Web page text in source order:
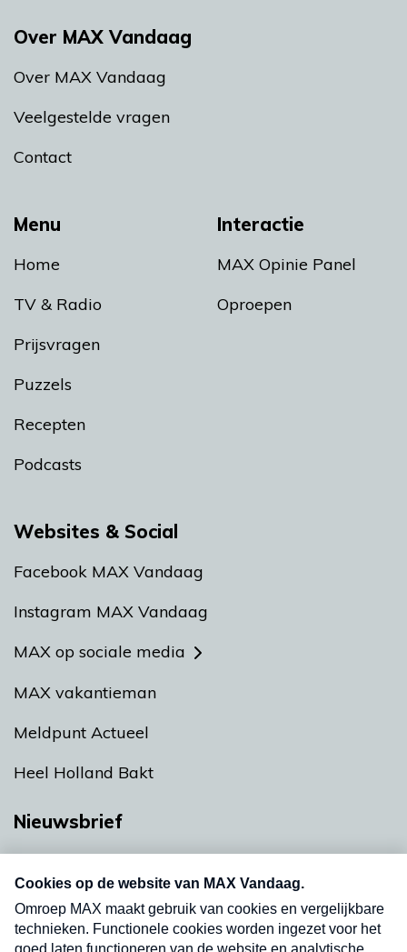
Menu
Home
TV & Radio
Prijsvragen
Puzzels
Recepten
Podcasts
Interactie
MAX Opinie Panel
Oproepen
Over MAX Vandaag
Over MAX Vandaag
Veelgestelde vragen
Contact
Websites & Social
Facebook MAX Vandaag
Instagram MAX Vandaag
MAX op sociale media
MAX vakantieman
Meldpunt Actueel
Heel Holland Bakt
Nieuwsbrief
nieuwsbrief. Elke vrijdag- en dinsdagochtend in
uw mailbox.